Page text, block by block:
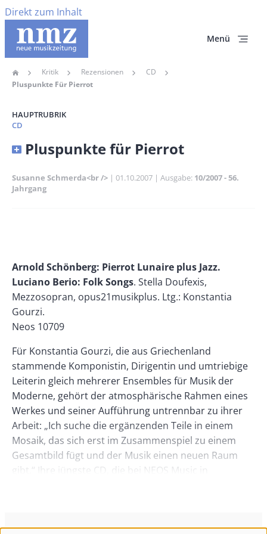
Direkt zum Inhalt
Menü
Pfadnavigation
Home Kritik Rezensionen
CD
Pluspunkte Für Pierrot
HAUPTRUBRIK
CD
Banner
Size
Pluspunkte für Pierrot
Susanne Schmerda<br /> Publikationsdatum
01.10.2007 Ausgabe 10/2007 - 56.
Jahrgang
Rectangle
Right
Body
Arnold Schönberg: Pierrot Lunaire plus Jazz.
Luciano Berio: Folk Songs. Stella Doufexis,
Mezzosopran, opus21musikplus. Ltg.: Konstantia
Gourzi.
Neos 10709
Für Konstantia Gourzi, die aus Griechenland
stammende Komponistin, Dirigentin und umtriebige
Leiterin gleich mehrerer Ensembles für Musik der
Moderne, gehört der atmosphärische Rahmen eines
Werkes und seiner Aufführung untrennbar zu ihrer
Arbeit: „Ich suche die ergänzenden Teile in einem
Mosaik, das sich erst im Zusammenspiel zu einem
Gesamtbild fügt und der Musik einen neuen Raum
gibt.“ Ihre jüngste CD, die bei NEOS Music in
wohltuend unkonventionelle Weise ein. Arnold